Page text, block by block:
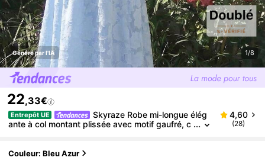
Généré par l'IA 1/8
22,33€
Entrepôt UE
Skyraze Robe mi-longue élég
ante à col montant plissée avec motif gaufré, c
4,60
(28)
Couleur: Bleu Azur